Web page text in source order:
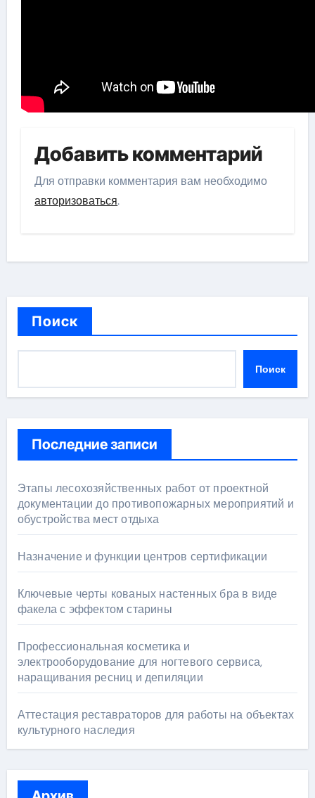
Добавить комментарий
Для отправки комментария вам необходимо
авторизоваться.
Поиск
Поиск
Последние записи
Этапы лесохозяйственных работ от проектной
документации до противопожарных мероприятий и
обустройства мест отдыха
Назначение и функции центров сертификации
Ключевые черты кованых настенных бра в виде
факела с эффектом старины
Профессиональная косметика и
электрооборудование для ногтевого сервиса,
наращивания ресниц и депиляции
Аттестация реставраторов для работы на объектах
культурного наследия